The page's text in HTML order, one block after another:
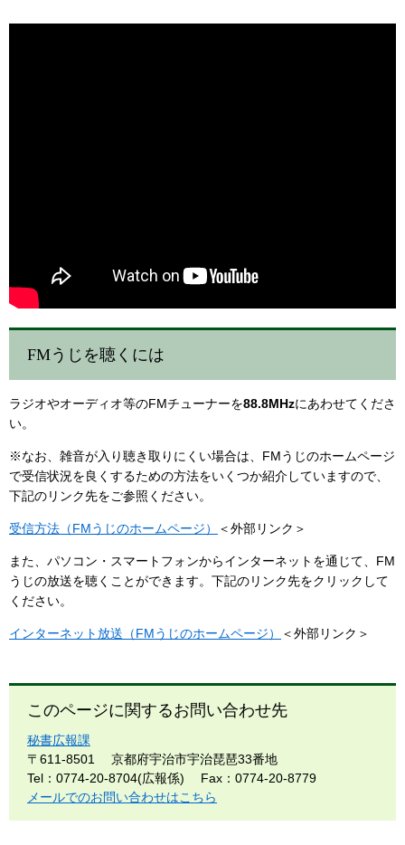
FMうじを聴くには
ラジオやオーディオ等のFMチューナーを88.8MHzにあわせてくださ
い。
※なお、雑音が入り聴き取りにくい場合は、FMうじのホームページ
で受信状況を良くするための方法をいくつか紹介していますので、
下記のリンク先をご参照ください。
受信方法（FMうじのホームページ） ＜外部リンク＞
また、パソコン・スマートフォンからインターネットを通じて、FM
うじの放送を聴くことができます。下記のリンク先をクリックして
ください。
インターネット放送（FMうじのホームページ） ＜外部リンク＞
このページに関するお問い合わせ先
秘書広報課
〒611-8501
京都府宇治市宇治琵琶33番地
Tel：0774-20-8704(広報係)
Fax：0774-20-8779
メールでのお問い合わせはこちら